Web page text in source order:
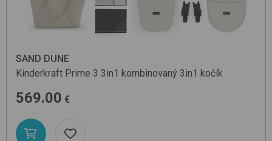
SAND DUNE
Kinderkraft Prime 3 3in1 kombinovaný 3in1 kočík
569.00 €